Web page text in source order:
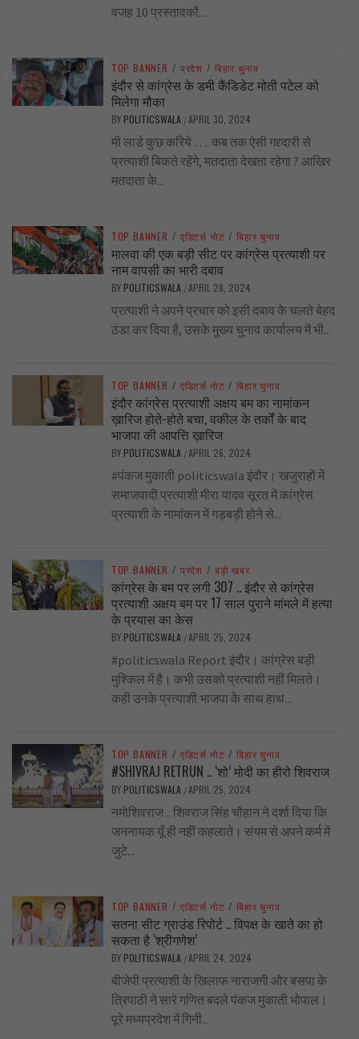
वजह 10 प्रस्तावकों...
TOP BANNER / प्रदेश / बिहार चुनाव
इंदौर से कांग्रेस के डमी कैंडिडेट मोती पटेल को
मिलेगा मौका
BY POLITICSWALA /APRIL 30, 2024
मी लार्ड कुछ करिये …. कब तक ऐसी गद्द्दारी से
प्रत्याशी बिकते रहेंगे, मतदाता देखता रहेगा ? आखिर
मतदाता के...
TOP BANNER / एडिटर्स नोट / बिहार चुनाव
मालवा की एक बड़ी सीट पर कांग्रेस प्रत्याशी पर
नाम वापसी का भारी दबाव
BY POLITICSWALA /APRIL 28, 2024
प्रत्याशी ने अपने प्रचार को इसी दबाव के चलते बेहद
ठंडा कर दिया है, उसके मुख्य चुनाव कार्यालय में भी...
TOP BANNER / एडिटर्स नोट / बिहार चुनाव
इंदौर कांग्रेस प्रत्याशी अक्षय बम का नामांकन
ख़ारिज होते-होते बचा, वकील के तर्कों के बाद
भाजपा की आपत्ति ख़ारिज
BY POLITICSWALA /APRIL 26, 2024
#पंकज मुकाती politicswala इंदौर। खजुराहों में
समाजवादी प्रत्याशी मीरा यादव सूरत में कांग्रेस
प्रत्याशी के नामांकन में गड़बड़ी होने से...
TOP BANNER / प्रदेश / बड़ी खबर
कांग्रेस के बम पर लगी 307 .. इंदौर से कांग्रेस
प्रत्याशी अक्षय बम पर 17 साल पुराने मांमले में हत्या
के प्रयास का केस
BY POLITICSWALA /APRIL 25, 2024
#politicswala Report इंदौर। कांग्रेस बड़ी
मुश्किल में है। कभी उसको प्रत्याशी नहीं मिलते।
कही उनके प्रत्याशी भाजपा के साथ हाथ...
TOP BANNER / एडिटर्स नोट / बिहार चुनाव
#SHIVRAJ RETRUN .. ‘शो’ मोदी का हीरो शिवराज
BY POLITICSWALA /APRIL 25, 2024
नमोशिवराज .. शिवराज सिंह चौहान ने दर्शा दिया कि
जननायक यूँ ही नहीं कहलाते। संयम से अपने कर्म में
जुटे...
TOP BANNER / एडिटर्स नोट / बिहार चुनाव
सतना सीट ग्राउंड रिपोर्ट .. विपक्ष के खाते का हो
सकता है ‘श्रीगणेश’
BY POLITICSWALA /APRIL 24, 2024
बीजेपी प्रत्याशी के खिलाफ नाराजगी और बसपा के
त्रिपाठी ने सारे गणित बदले पंकज मुकाती भोपाल।
पूरे मध्यप्रदेश में गिनी...